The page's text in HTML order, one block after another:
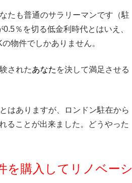
たも普通のサラリーマンです（駐
％を切る低金利時代とはいえ、
の物件でしかありません。
されたあなた を決して満足させる
はありますが、ロンドン駐在から
ることが出来ました。どうやった
を購入してリノベーシ